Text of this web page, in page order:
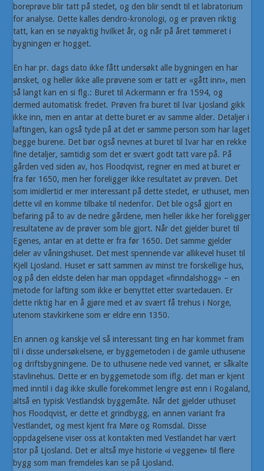
boreprøve blir tatt på stedet, og den blir sendt til et labratorium
for analyse. Dette kalles dendro-kronologi, og er prøven riktig
tatt, kan en se nøyaktig hvilket år, og når på året tømmeret i
bygningen er hogget.
En har pr. dags dato ikke fått undersøkt alle bygningen en har
ønsket, og heller ikke alle prøvene som er tatt er «gått inn», men
så langt kan en si flg.: Buret til Ackermann er fra 1594, og
dermed automatisk fredet. Prøven fra buret til Ivar Ljosland gikk
ikke inn, men en antar at dette buret er av samme alder. Detaljer i
laftingen, kan også tyde på at det er samme person som har laget
begge burene. Det bør også nevnes at buret til Ivar har en rekke
fine detaljer, samtidig som det er svært godt tatt vare på. På
gården ved siden av, hos Floodqvist, regner en med at buret er
fra før 1650, men her foreligger ikke resultatet av prøven. Det
som imidlertid er mer interessant på dette stedet, er uthuset, men
dette vil en komme tilbake til nedenfor. Det ble også gjort en
befaring på to av de nedre gårdene, men heller ikke her foreligger
resultatene av de prøver som ble gjort. Når det gjelder buret til
Egenes, antar en at dette er fra før 1650. Det samme gjelder
deler av våningshuset. Det mest spennende var allikevel huset til
Kjell Ljosland. Huset er satt sammen av minst tre forskellige hus,
og på den eldste delen har man oppdaget «finndalshogg» – en
metode for lafting som ikke er benyttet etter svartedauen. Er
dette riktig har en å gjøre med et av svært få trehus i Norge,
utenom stavkirkene som er eldre enn 1350.
En annen og kanskje vel så interessant ting en har kommet fram
til i disse undersøkelsene, er byggemetoden i de gamle uthusene
og driftsbygningene. De to uthusene nede ved vannet, er såkalte
stavlinehus. Dette er en byggemetode som iflg. det man er kjent
med inntil i dag ikke skulle forekommet lengre øst enn i Rogaland,
altså en typisk Vestlandsk byggemåte. Når det gjelder uthuset
hos Floodqvist, er dette et grindbygg, en annen variant fra
Vestlandet, og mest kjent fra Møre og Romsdal. Disse
oppdagelsene viser oss at kontakten med Vestlandet har vært
stor på Ljosland. Det er altså mye historie «i veggene» til flere
bygg som man fremdeles kan se på Ljosland.